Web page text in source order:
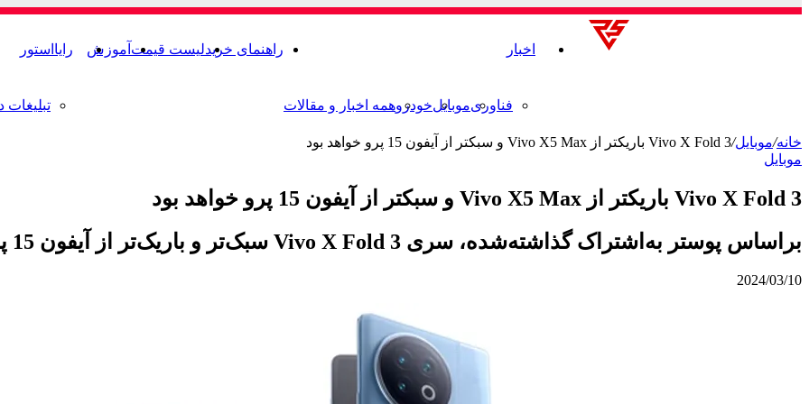
اخبار
فناوریموبایلخودروهمه اخبار و مقالات
راهنمای خریدلیست قیمت آموزش رایااستور
تبلیغات
خانه/موبایل/Vivo X Fold 3 باریکتر از Vivo X5 Max و سبکتر از آیفون 15 پرو خواهد بود
موبایل
Vivo X Fold 3 باریکتر از Vivo X5 Max و سبکتر از آیفون 15 پرو خواهد بود
براساس پوستر به‌اشتراک گذاشته‌شده، سری Vivo X Fold 3 سبک‌تر و باریک‌تر از آیفون 15 پرو و ویوو X5 مکس خواهند بود.
2024/03/10